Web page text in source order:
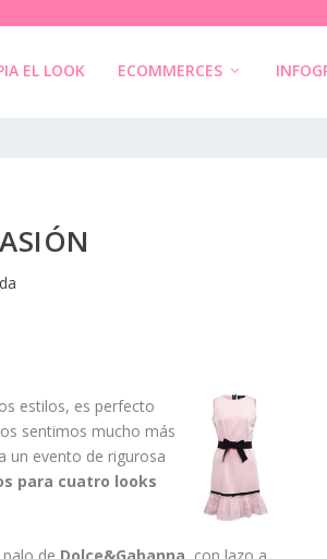
EL LOOK ECOMMERCES
estilos, es perfecto
sentimos mucho más
un evento de rigurosa
para cuatro looks